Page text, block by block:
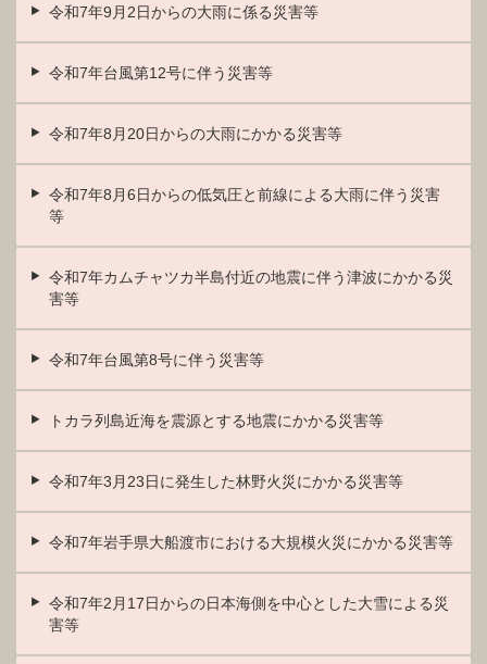
令和7年9月2日からの大雨に係る災害等
令和7年台風第12号に伴う災害等
令和7年8月20日からの大雨にかかる災害等
令和7年8月6日からの低気圧と前線による大雨に伴う災害
等
令和7年カムチャツカ半島付近の地震に伴う津波にかかる災
害等
令和7年台風第8号に伴う災害等
トカラ列島近海を震源とする地震にかかる災害等
令和7年3月23日に発生した林野火災にかかる災害等
令和7年岩手県大船渡市における大規模火災にかかる災害等
令和7年2月17日からの日本海側を中心とした大雪による災
害等